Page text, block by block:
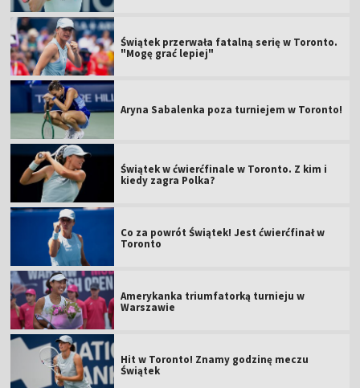
Świątek przerwała fatalną serię w Toronto.
"Mogę grać lepiej"
Aryna Sabalenka poza turniejem w Toronto!
Świątek w ćwierćfinale w Toronto. Z kim i
kiedy zagra Polka?
Co za powrót Świątek! Jest ćwierćfinał w
Toronto
Amerykanka triumfatorką turnieju w
Warszawie
Hit w Toronto! Znamy godzinę meczu
Świątek